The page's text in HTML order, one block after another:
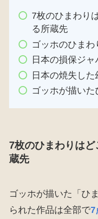
7枚のひまわり
る所蔵先
ゴッホのひまわ
日本の損保ジ
日本の焼失し
ゴッホが描い
7枚のひまわりは
蔵先
ゴッホが描いた「ひ
られた作品は全部で7